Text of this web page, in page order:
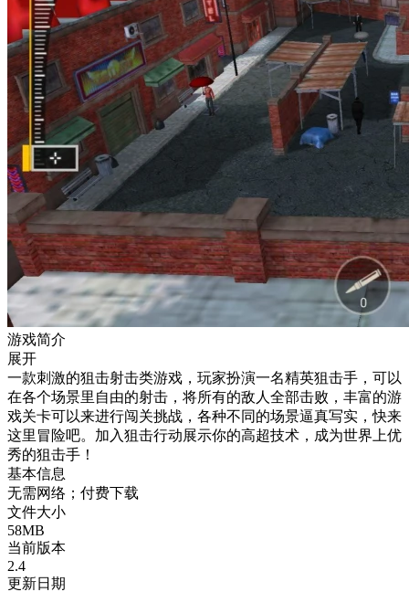
游戏简介
展开
一款刺激的狙击射击类游戏，玩家扮演一名精英狙击手，可以
在各个场景里自由的射击，将所有的敌人全部击败，丰富的游
戏关卡可以来进行闯关挑战，各种不同的场景逼真写实，快来
这里冒险吧。加入狙击行动展示你的高超技术，成为世界上优
秀的狙击手！
基本信息
无需网络；付费下载
文件大小
58MB
当前版本
2.4
更新日期